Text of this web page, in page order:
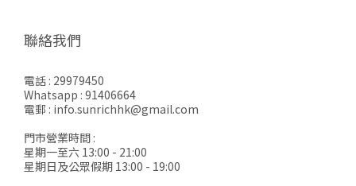
聯絡我們
電話 : 29979450
Whatsapp : 91406664
電郵 : info.sunrichhk@gmail.com
門市營業時間 :
星期一至六 13:00 - 21:00
星期日及公眾假期 13:00 - 19:00